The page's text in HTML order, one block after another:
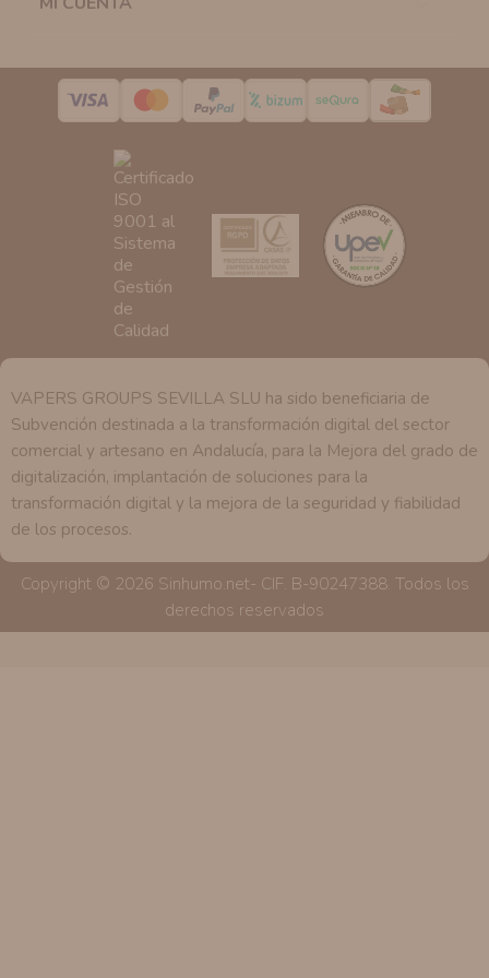
Destinatarios:
pedimos.
Derechos:
Tiene derecho a saber qué información
tenemos sobre usted, corregirla y eliminarla, tal y como
se explica en la información adicional disponible en
nuestra página web.
VAPERS GROUPS SEVILLA SLU ha sido beneficiaria de
Subvención destinada a la transformación digital del sector
comercial y artesano en Andalucía, para la Mejora del grado de
digitalización, implantación de soluciones para la
transformación digital y la mejora de la seguridad y fiabilidad
de los procesos.
Copyright © 2026 Sinhumo.net- CIF. B-90247388. Todos los
derechos reservados